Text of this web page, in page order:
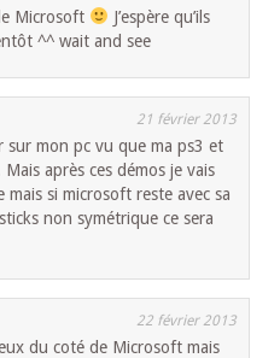
Microsoft
J’espère qu’ils
^^ wait and see
21 février 2013
sur mon pc vu que ma ps3 et
après ces démos je vais
si microsoft reste avec sa
non symétrique ce sera
22 février 2013
du coté de Microsoft mais